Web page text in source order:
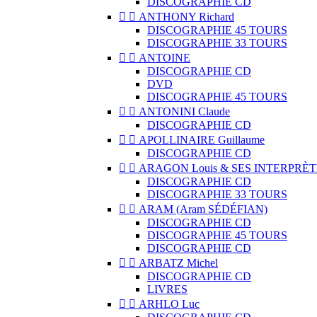
  ANTHONY Richard
DISCOGRAPHIE 45 TOURS
DISCOGRAPHIE 33 TOURS
  ANTOINE
DISCOGRAPHIE CD
DVD
DISCOGRAPHIE 45 TOURS
  ANTONINI Claude
DISCOGRAPHIE CD
  APOLLINAIRE Guillaume
DISCOGRAPHIE CD
  ARAGON Louis & SES
DISCOGRAPHIE CD
DISCOGRAPHIE 33 TOURS
  ARAM (Aram SÉDÉFIAN)
DISCOGRAPHIE CD
DISCOGRAPHIE 45 TOURS
DISCOGRAPHIE CD
  ARBATZ Michel
DISCOGRAPHIE CD
LIVRES
  ARHLO Luc